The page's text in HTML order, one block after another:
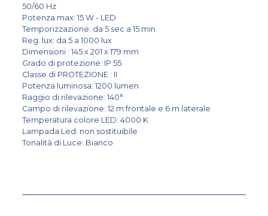
50/60 Hz
Potenza max: 15 W - LED
Temporizzazione: da 5 sec a 15 min
Reg. lux: da 5 a 1000 lux
Dimensioni : 145 x 201 x 179 mm
Grado di protezione: IP 55
Classe di PROTEZIONE : II
Potenza luminosa: 1200 lumen
Raggio di rilevazione: 140°
Campo di rilevazione: 12 m frontale e 6 m laterale
Temperatura colore LED: 4000 K
Lampada Led: non sostituibile
Tonalità di Luce: Bianco